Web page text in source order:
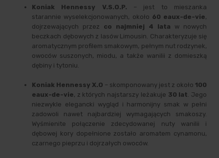
Koniak Hennessy V.S.O.P. – jest to mieszanka
starannie wyselekcjonowanych, około 60 eaux-de-vie,
dojrzewających przez co najmniej 4 lata w nowych
beczkach dębowych z lasów Limousin. Charakteryzuje się
aromatycznym profilem smakowym, pełnym nut rodzynek,
owoców suszonych, miodu, a także wanilii z domieszką
dębiny i tytoniu.
Koniak Hennessy X.O – skomponowany jest z około 100
eaux-de-vie, z których najstarszy leżakuje 30 lat . Jego
niezwykle elegancki wygląd i harmonijny smak w pełni
zadowoli nawet najbardziej wymagających smakoszy.
Wyśmienite połączenie zdecydowanej nuty wanilii i
dębowej kory dopełnione zostało aromatem cynamonu,
czarnego pieprzu i dojrzałych owoców.